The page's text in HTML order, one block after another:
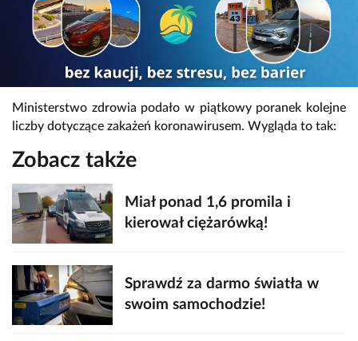
Ministerstwo zdrowia podało w piątkowy poranek kolejne
liczby dotyczące zakażeń koronawirusem. Wygląda to tak:
Zobacz także
Miał ponad 1,6 promila i
kierował ciężarówką!
Sprawdź za darmo światła w
swoim samochodzie!